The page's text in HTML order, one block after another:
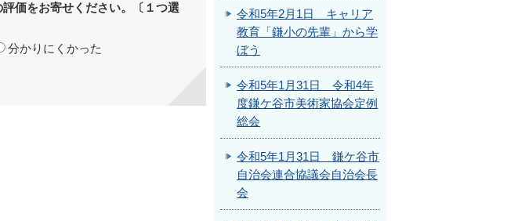
価をお寄せください。〔１つ選
分かりにくかった
令和5年2月1日 キャリア
教育「鎌小の先輩」から学
ぼう
令和5年1月31日 令和4年
度鎌ケ谷市美術家協会定例
総会
令和5年1月31日 鎌ケ谷市
自治会連合協議会自治会長
会